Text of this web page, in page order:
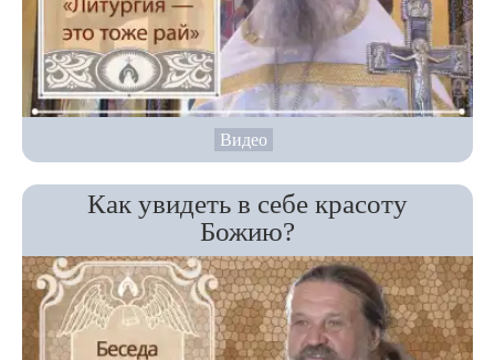
Видео
Как увидеть в себе красоту
Божию?